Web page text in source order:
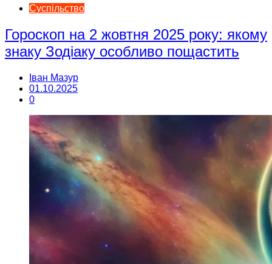
Суспільство
Гороскоп на 2 жовтня 2025 року: якому
знаку Зодіаку особливо пощастить
Іван Мазур
01.10.2025
0